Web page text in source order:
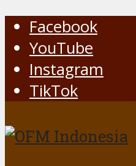
Facebook
YouTube
Instagram
TikTok